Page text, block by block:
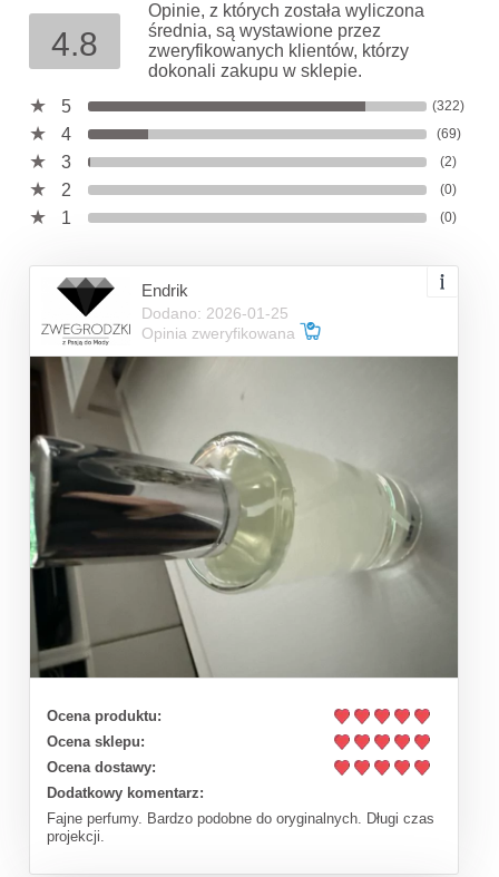
4.8
Opinie, z których została wyliczona
średnia, są wystawione przez
zweryfikowanych klientów, którzy
dokonali zakupu w sklepie.
5
(322)
4 (69)
3 (2)
2 (0)
1 (0)
Endrik
Dodano: 2026-01-25
Opinia zweryfikowana
Ocena produktu:
Ocena sklepu:
Ocena dostawy:
Dodatkowy komentarz:
Fajne perfumy. Bardzo podobne do oryginalnych. Długi czas
projekcji.